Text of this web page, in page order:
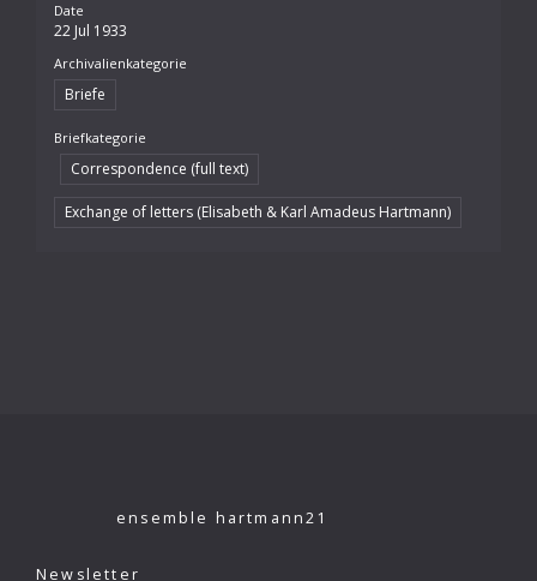
Date
22 Jul 1933
Archivalienkategorie
Briefe
Briefkategorie
Correspondence (full text)
Exchange of letters (Elisabeth & Karl Amadeus Hartmann)
ensemble hartmann21
Newsletter